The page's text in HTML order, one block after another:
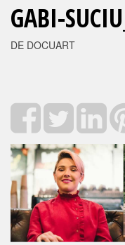
GABI-
DE DOCUART